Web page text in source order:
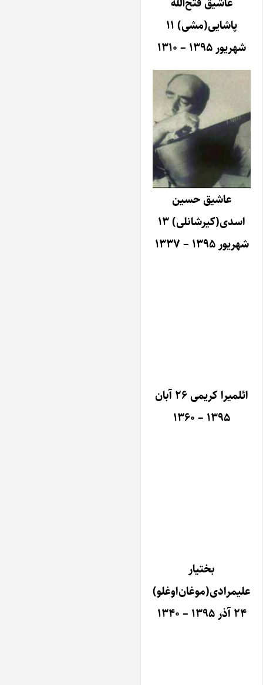
پاشایی(مشی) ۱۱
شهریور ۱۳۹۵ – ۱۳۱۰
عاشیق حسین
اسدی(کیرشانلی) ۱۳
شهریور ۱۳۹۵ – ۱۳۳۷
ائلمیرا کریمی ۲۶ آبان
۱۳۹۵ – ۱۳۶۰
بختیار
علیمرادی(موغان‌اوغلو)
۲۴ آذر ۱۳۹۵ – ۱۳۴۰